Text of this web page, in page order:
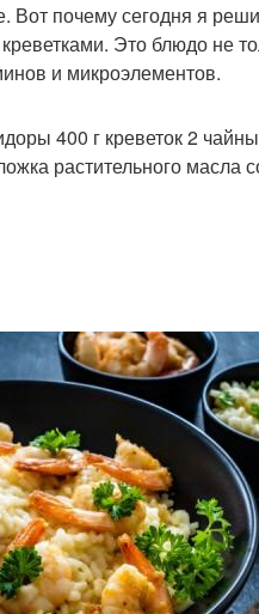
Вот почему сегодня я
Это блюдо не
и микроэлементов.
400 г креветок 2
растительного масла